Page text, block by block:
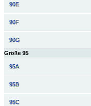
90E
90F
90G
Größe 95
95A
95B
95C